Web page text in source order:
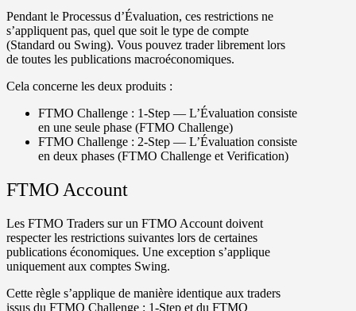
Pendant le Processus d’Évaluation, ces restrictions ne
s’appliquent pas, quel que soit le type de compte
(Standard ou Swing). Vous pouvez trader librement lors
de toutes les publications macroéconomiques.
Cela concerne les deux produits :
FTMO Challenge : 1-Step — L’Évaluation consiste
en une seule phase (FTMO Challenge)
FTMO Challenge : 2-Step — L’Évaluation consiste
en deux phases (FTMO Challenge et Verification)
FTMO Account
Les FTMO Traders sur un FTMO Account doivent
respecter les restrictions suivantes lors de certaines
publications économiques. Une exception s’applique
uniquement aux comptes Swing.
Cette règle s’applique de manière identique aux traders
issus du FTMO Challenge : 1-Step et du FTMO